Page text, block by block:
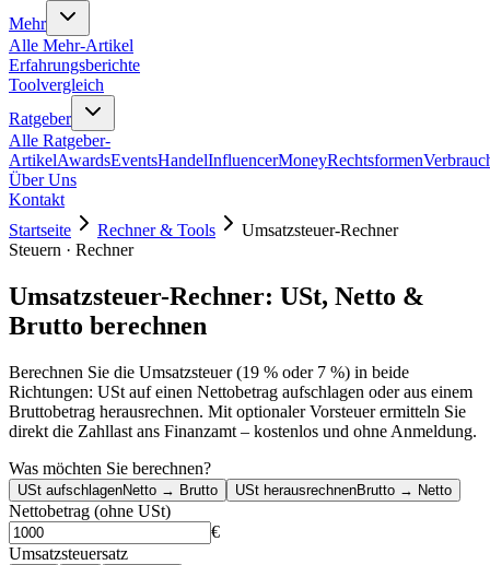
Mehr
Alle Mehr-Artikel
Erfahrungsberichte
Toolvergleich
Ratgeber
Alle Ratgeber-
ArtikelAwardsEventsHandelInfluencerMoneyRechtsformen
Über Uns
Kontakt
Startseite
Rechner & Tools
Umsatzsteuer-Rechner
Steuern · Rechner
Umsatzsteuer-Rechner: USt, Netto &
Brutto berechnen
Berechnen Sie die Umsatzsteuer (19 % oder 7 %) in beide
Richtungen: USt auf einen Nettobetrag aufschlagen oder aus einem
Bruttobetrag herausrechnen. Mit optionaler Vorsteuer ermitteln Sie
direkt die Zahllast ans Finanzamt – kostenlos und ohne Anmeldung.
Was möchten Sie berechnen?
USt aufschlagenNetto → Brutto USt herausrechnenBrutto → Netto
Nettobetrag (ohne USt)
€
Umsatzsteuersatz